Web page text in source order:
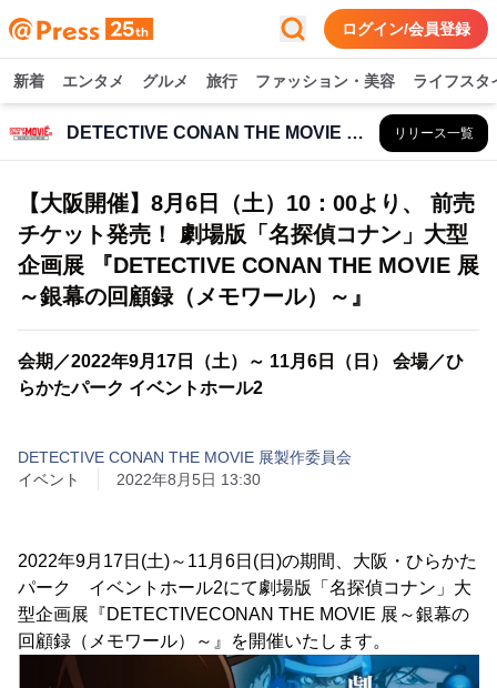
ログイン/会員登録
新着 エンタメ グルメ 旅行 ファッション・美容 ライフスタ
DETECTIVE CONAN THE MOVIE 展製作委員会 リリース一覧
【大阪開催】8月6日（土）10：00より、 前売
チケット発売！ 劇場版「名探偵コナン」大型
企画展 『DETECTIVE CONAN THE MOVIE 展
～銀幕の回顧録（メモワール）～』
会期／2022年9月17日（土）～ 11月6日（日） 会場／ひ
らかたパーク イベントホール2
DETECTIVE CONAN THE MOVIE 展製作委員会
イベント
2022年8月5日 13:30
2022年9月17日(土)～11月6日(日)の期間、大阪・ひらかた
パーク イベントホール2にて劇場版「名探偵コナン」大
型企画展『DETECTIVECONAN THE MOVIE 展～銀幕の
回顧録（メモワール）～』を開催いたします。